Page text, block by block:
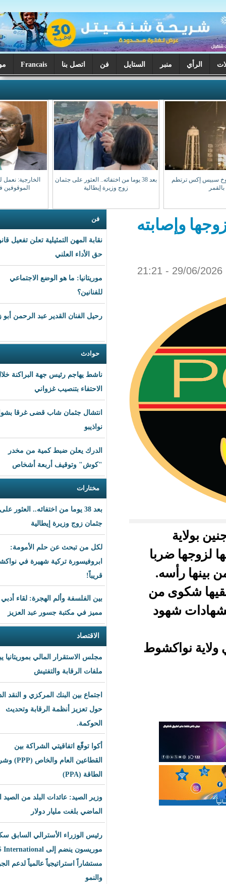
الستايل فن اتصل بنا Francais موريتانيا اليوم
بعد 38 يوما من اختفائه.. العثور على جثمان
الخارجية: نعمل لضمان عودة مواطنينا
الموقوفين في مالي سالمين
فن
نقابة المهن التمثيلية تعلن تفعيل قانون
موريتانيا: ما هو الوضع الاجتماعي
رحيل الفنان القدير عبد الرحمن أبو زهرة
حوادث
ناشط يهاجم رئيس جهة البراكنة خلال
الاحتفاء بتنصيب غزواني
انتشال جثمان شاب قضى غرقا بشواطئ
الدرك يعلن ضبط كمية من مخدر
"كوش" وتوقيف أربعة أشخاص
بعد 38 يوما من اختفائه.. العثور على
جثمان زوج وزيرة إيطالية
لكل من تبحث عن حلم الأمومة:
ابروفيسورة تركية شهيرة في نواكشوط
قريباً!
بين الفلسفة وألم الهجرة: لقاء أدبي
مميز في مكتبة جسور عبد العزيز
مجلس الاستقرار المالي بموريتانيا يبحث
ملفات الرقابة والتفتيش
اجتماع بين البنك المركزي و النقد الدولي
حول تعزيز أنظمة الرقابة وتحديث
الحوكمة.
أكوا توقّع اتفاقيتي الشراكة بين
القطاعين العام والخاص (PPP) وشراء
وزير الصيد: عائدات البلد من الصيد العام
الماضي بلغت مليار دولار
رئيس الوزراء الأسترالي السابق سكوت
موريسون ينضم إلى BLS International
مستشاراً استراتيجياً عالمياً لدعم الجودة
من